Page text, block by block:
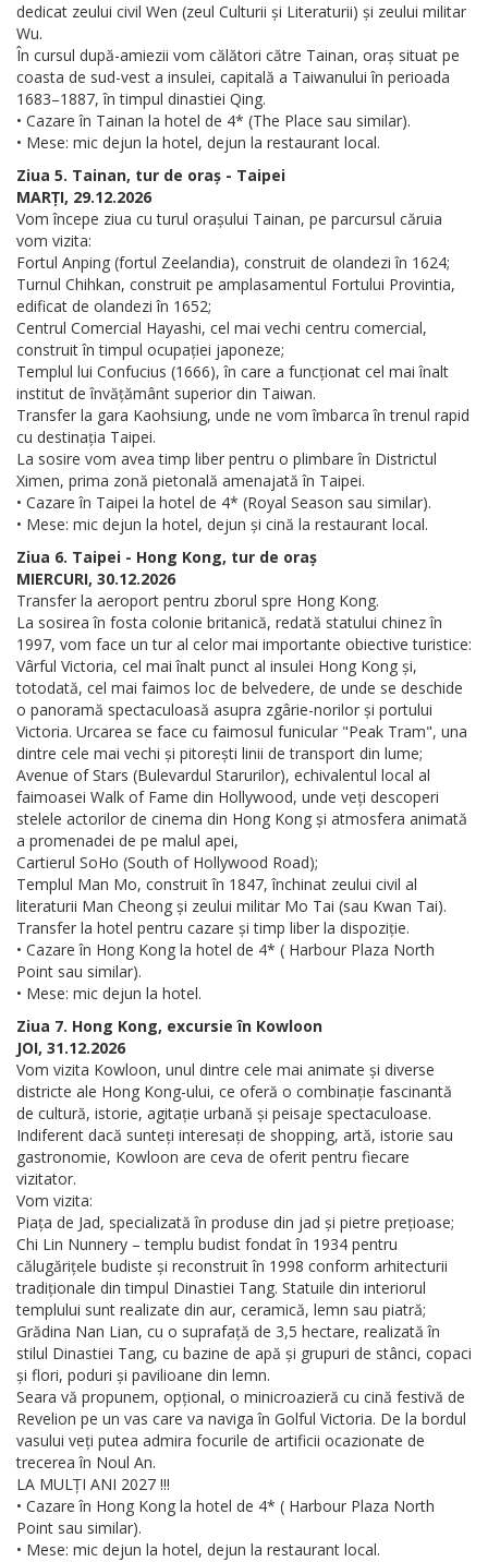
dedicat zeului civil Wen (zeul Culturii și Literaturii) și zeului militar
Wu.
În cursul după-amiezii vom călători către Tainan, oraș situat pe
coasta de sud-vest a insulei, capitală a Taiwanului în perioada
1683–1887, în timpul dinastiei Qing.
• Cazare în Tainan la hotel de 4* (The Place sau similar).
• Mese: mic dejun la hotel, dejun la restaurant local.
Ziua 5. Tainan, tur de oraș - Taipei
MARȚI, 29.12.2026
Vom începe ziua cu turul orașului Tainan, pe parcursul căruia
vom vizita:
Fortul Anping (fortul Zeelandia), construit de olandezi în 1624;
Turnul Chihkan, construit pe amplasamentul Fortului Provintia,
edificat de olandezi în 1652;
Centrul Comercial Hayashi, cel mai vechi centru comercial,
construit în timpul ocupației japoneze;
Templul lui Confucius (1666), în care a funcționat cel mai înalt
institut de învățământ superior din Taiwan.
Transfer la gara Kaohsiung, unde ne vom îmbarca în trenul rapid
cu destinația Taipei.
La sosire vom avea timp liber pentru o plimbare în Districtul
Ximen, prima zonă pietonală amenajată în Taipei.
• Cazare în Taipei la hotel de 4* (Royal Season sau similar).
• Mese: mic dejun la hotel, dejun și cină la restaurant local.
Ziua 6. Taipei - Hong Kong, tur de oraș
MIERCURI, 30.12.2026
Transfer la aeroport pentru zborul spre Hong Kong.
La sosirea în fosta colonie britanică, redată statului chinez în
1997, vom face un tur al celor mai importante obiective turistice:
Vârful Victoria, cel mai înalt punct al insulei Hong Kong și,
totodată, cel mai faimos loc de belvedere, de unde se deschide
o panoramă spectaculoasă asupra zgârie-norilor și portului
Victoria. Urcarea se face cu faimosul funicular "Peak Tram", una
dintre cele mai vechi și pitorești linii de transport din lume;
Avenue of Stars (Bulevardul Starurilor), echivalentul local al
faimoasei Walk of Fame din Hollywood, unde veți descoperi
stelele actorilor de cinema din Hong Kong și atmosfera animată
a promenadei de pe malul apei,
Cartierul SoHo (South of Hollywood Road);
Templul Man Mo, construit în 1847, închinat zeului civil al
literaturii Man Cheong și zeului militar Mo Tai (sau Kwan Tai).
Transfer la hotel pentru cazare și timp liber la dispoziție.
• Cazare în Hong Kong la hotel de 4* ( Harbour Plaza North
Point sau similar).
• Mese: mic dejun la hotel.
Ziua 7. Hong Kong, excursie în Kowloon
JOI, 31.12.2026
Vom vizita Kowloon, unul dintre cele mai animate și diverse
districte ale Hong Kong-ului, ce oferă o combinație fascinantă
de cultură, istorie, agitație urbană și peisaje spectaculoase.
Indiferent dacă sunteți interesați de shopping, artă, istorie sau
gastronomie, Kowloon are ceva de oferit pentru fiecare
vizitator.
Vom vizita:
Piața de Jad, specializată în produse din jad și pietre prețioase;
Chi Lin Nunnery – templu budist fondat în 1934 pentru
călugărițele budiste și reconstruit în 1998 conform arhitecturii
tradiționale din timpul Dinastiei Tang. Statuile din interiorul
templului sunt realizate din aur, ceramică, lemn sau piatră;
Grădina Nan Lian, cu o suprafață de 3,5 hectare, realizată în
stilul Dinastiei Tang, cu bazine de apă și grupuri de stânci, copaci
și flori, poduri și pavilioane din lemn.
Seara vă propunem, opțional, o minicroazieră cu cină festivă de
Revelion pe un vas care va naviga în Golful Victoria. De la bordul
vasului veți putea admira focurile de artificii ocazionate de
trecerea în Noul An.
LA MULȚI ANI 2027 !!!
• Cazare în Hong Kong la hotel de 4* ( Harbour Plaza North
Point sau similar).
• Mese: mic dejun la hotel, dejun la restaurant local.